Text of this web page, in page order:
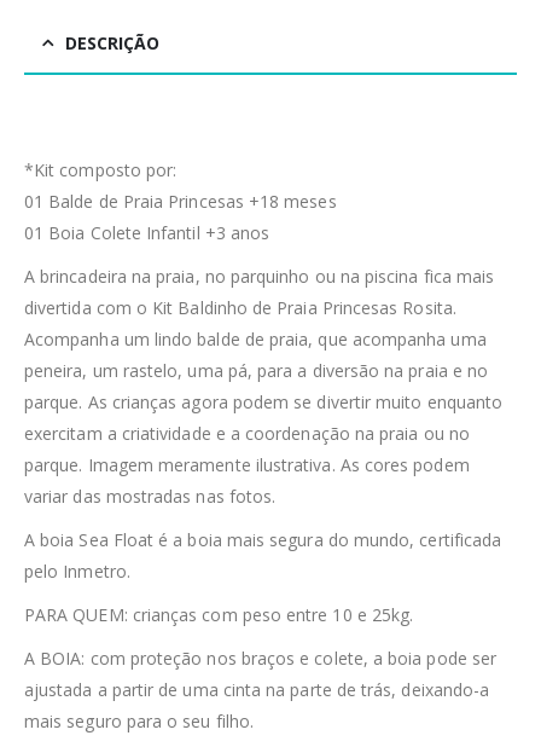
DESCRIÇÃO
*Kit composto por:
01 Balde de Praia Princesas +18 meses
01 Boia Colete Infantil +3 anos
A brincadeira na praia, no parquinho ou na piscina fica mais
divertida com o Kit Baldinho de Praia Princesas Rosita.
Acompanha um lindo balde de praia, que acompanha uma
peneira, um rastelo, uma pá, para a diversão na praia e no
parque. As crianças agora podem se divertir muito enquanto
exercitam a criatividade e a coordenação na praia ou no
parque. Imagem meramente ilustrativa. As cores podem
variar das mostradas nas fotos.
A boia Sea Float é a boia mais segura do mundo, certificada
pelo Inmetro.
PARA QUEM: crianças com peso entre 10 e 25kg.
A BOIA: com proteção nos braços e colete, a boia pode ser
ajustada a partir de uma cinta na parte de trás, deixando-a
mais seguro para o seu filho.